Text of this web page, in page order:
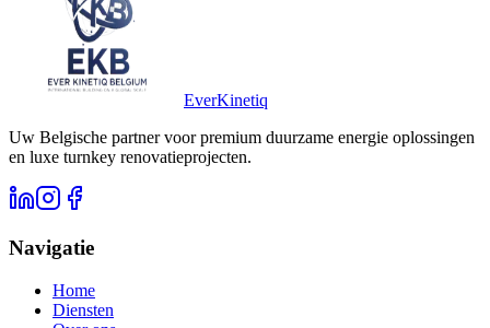
EverKinetiq
Uw Belgische partner voor premium duurzame energie oplossingen
en luxe turnkey renovatieprojecten.
Navigatie
Home
Diensten